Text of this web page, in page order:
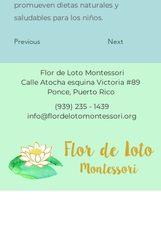
promueven dietas naturales y
saludables para los niños.
Previous Next
Flor de Loto Montessori
Calle Atocha esquina Victoria #89
Ponce, Puerto Rico
(939) 235 - 1439
info@flordelotomontessori.org